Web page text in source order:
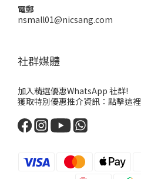
電郵
nsmall01@nicsang.com
社群媒體
加入精選優惠WhatsApp 社群!
獲取特別優惠推介資訊： 點擊這裡